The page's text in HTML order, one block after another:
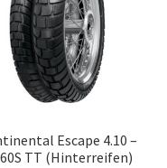
Escape 4.10 –
TT (Hinterreifen)